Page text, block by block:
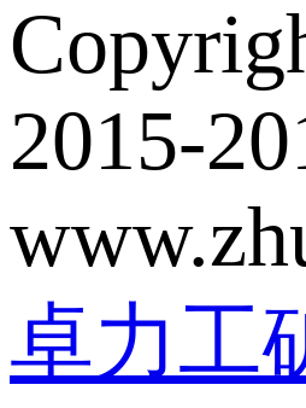
2015-
卓力工